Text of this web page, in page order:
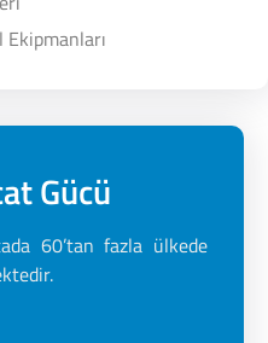
Ekipmanları
Gücü
60’tan fazla ülkede